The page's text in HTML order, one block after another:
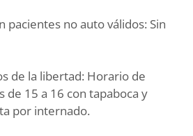
pacientes no auto válidos: Sin
de la libertad: Horario de
de 15 a 16 con tapaboca y
por internado.